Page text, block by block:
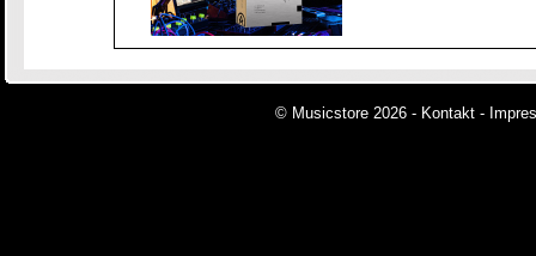
© Musicstore 2026 - Kontakt -